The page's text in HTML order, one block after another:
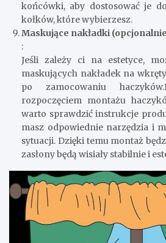
końcówki, aby dostosować je
kołków, które wybierzesz.
Maskujące nakładki
:
Jeśli zależy ci na estetyce,
maskujących nakładek na
po zamocowaniu
rozpoczęciem montażu
warto sprawdzić instrukcje
masz odpowiednie narzędzia i
sytuacji. Dzięki temu montaż
zasłony będą wisiały stabilnie i